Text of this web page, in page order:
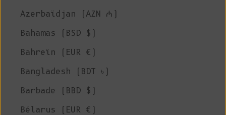
Azerbaïdjan (AZN ₼)
Bahamas (BSD $)
Bahreïn (EUR €)
Bangladesh (BDT ৳)
Barbade (BBD $)
Bélarus (EUR €)